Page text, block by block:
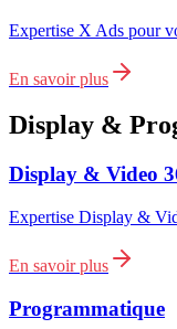
Expertise X Ads pour
En savoir plus
Display &
Display & Video
Expertise Display &
En savoir plus
Programmatique